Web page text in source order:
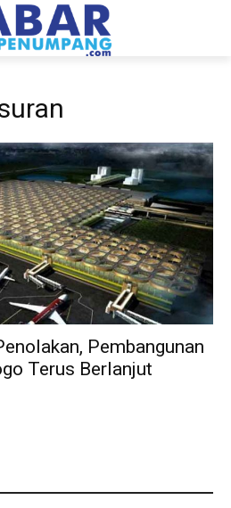
Pembangunan
Terus Berlanjut